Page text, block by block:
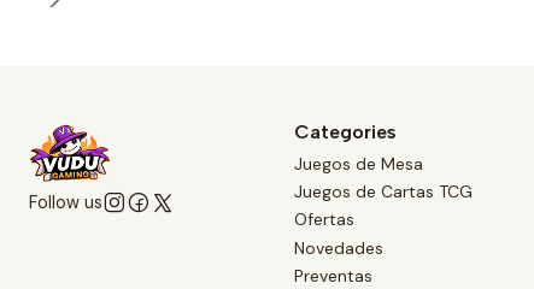
Follow us
Categories
Juegos de Mesa
Juegos de Cartas TCG
Ofertas
Novedades
Preventas